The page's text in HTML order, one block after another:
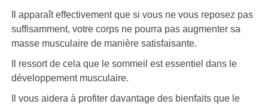
Il apparaît effectivement que si vous ne vous reposez pas
suffisamment, votre corps ne pourra pas augmenter sa
masse musculaire de manière satisfaisante.
Il ressort de cela que le sommeil est essentiel dans le
développement musculaire.
Il vous aidera à profiter davantage des bienfaits que le